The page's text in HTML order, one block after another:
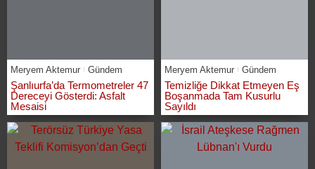
Meryem Aktemur Gündem
Şanlıurfa’da Termometreler 47
Dereceyi Gösterdi: Asfalt
Mesaisi
Meryem Aktemur Gündem
Temizliğe Dikkat Etmeyen Eş
Boşanmada Tam Kusurlu
Sayıldı